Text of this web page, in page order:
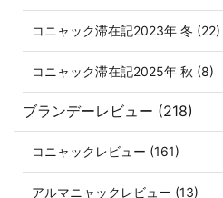
コニャック滞在記2023年 冬 (22)
コニャック滞在記2025年 秋 (8)
ブランデーレビュー (218)
コニャックレビュー (161)
アルマニャックレビュー (13)